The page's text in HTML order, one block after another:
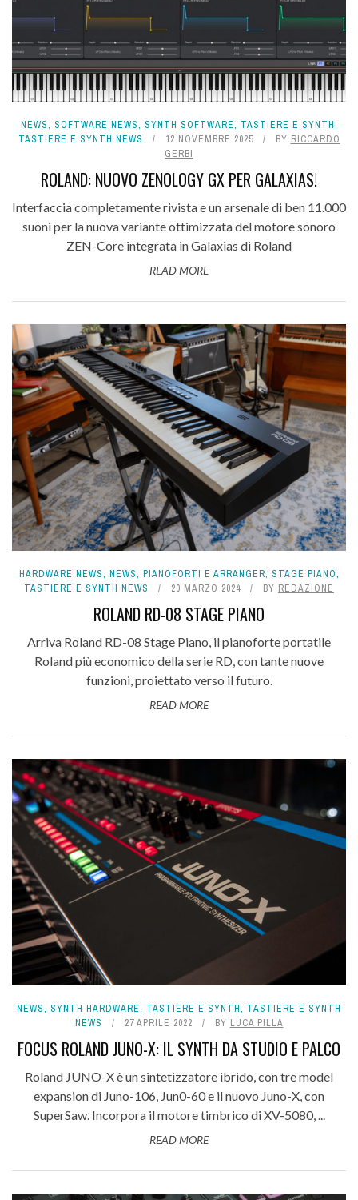
NEWS, SOFTWARE NEWS, SYNTH SOFTWARE, TASTIERE E SYNTH,
TASTIERE E SYNTH NEWS
12 NOVEMBRE 2025 BY RICCARDO
GERBI
ROLAND: NUOVO ZENOLOGY GX PER GALAXIAS!
Interfaccia completamente rivista e un arsenale di ben 11.000
suoni per la nuova variante ottimizzata del motore sonoro
ZEN-Core integrata in Galaxias di Roland
READ MORE
HARDWARE NEWS, NEWS, PIANOFORTI E ARRANGER, STAGE PIANO,
TASTIERE E SYNTH NEWS
20 MARZO 2024 BY REDAZIONE
ROLAND RD-08 STAGE PIANO
Arriva Roland RD-08 Stage Piano, il pianoforte portatile
Roland più economico della serie RD, con tante nuove
funzioni, proiettato verso il futuro.
READ MORE
NEWS, SYNTH HARDWARE, TASTIERE E SYNTH, TASTIERE E SYNTH
NEWS
27 APRILE 2022 BY LUCA PILLA
FOCUS ROLAND JUNO-X: IL SYNTH DA STUDIO E PALCO
Roland JUNO-X è un sintetizzatore ibrido, con tre model
expansion di Juno-106, Jun0-60 e il nuovo Juno-X, con
SuperSaw. Incorpora il motore timbrico di XV-5080, ...
READ MORE